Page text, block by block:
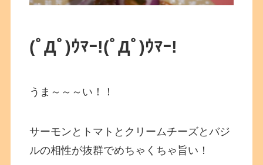
(ﾟДﾟ)ｳﾏｰ!(ﾟДﾟ)ｳﾏｰ!
うま～～～い！！
サーモンとトマトとクリームチーズとバジ
ルの相性が抜群でめちゃくちゃ旨い！